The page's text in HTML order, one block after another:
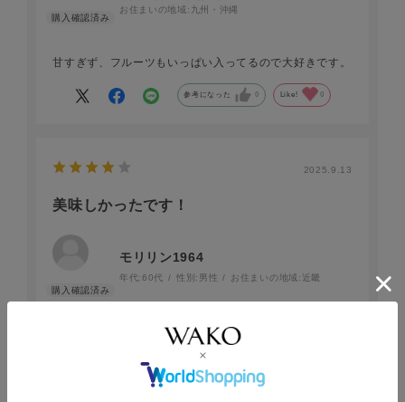
お住まいの地域: 九州・沖縄
甘すぎず、フルーツもいっぱい入ってるので大好きです。
参考になった 0 Like! 0
2025.9.13
美味しかったです！
モリリン1964
年代:60代 性別: 男性 お住まいの地域: 近畿
欲を言えば６種だけじゃなくて全種食べたかったです